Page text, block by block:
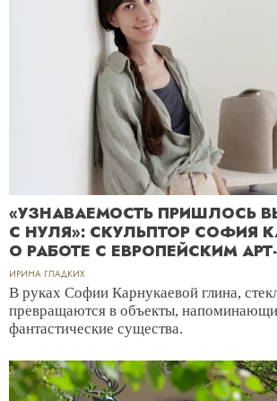
«УЗНАВАЕМОСТЬ ПРИШЛОСЬ
С НУЛЯ»: СКУЛЬПТОР СОФИЯ
О РАБОТЕ С ЕВРОПЕЙСКИМ
ИРИНА ГЛАДКИХ
В руках Софии Карнукаевой глина,
превращаются в объекты,
фантастические существа.